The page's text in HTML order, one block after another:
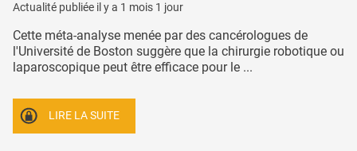
Actualité publiée il y a 1 mois 1 jour
Cette méta-analyse menée par des cancérologues de
l'Université de Boston suggère que la chirurgie robotique ou
laparoscopique peut être efficace pour le ...
LIRE LA SUITE